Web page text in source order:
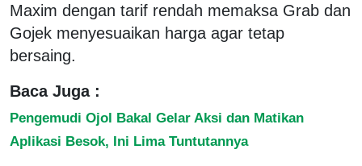
Maxim dengan tarif rendah memaksa Grab dan
Gojek menyesuaikan harga agar tetap
bersaing.
Baca Juga :
Pengemudi Ojol Bakal Gelar Aksi dan Matikan
Aplikasi Besok, Ini Lima Tuntutannya